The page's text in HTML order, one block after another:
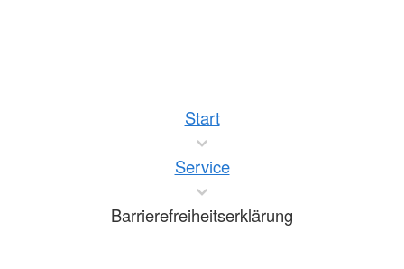
Start
Service
Barrierefreiheitserklärung